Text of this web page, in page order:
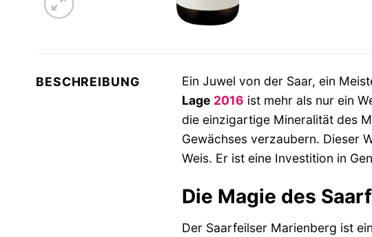
BESCHREIBUNG Ein Juwel von der Saar, ein
Lage 2016 ist mehr als nur ein
die einzigartige Mineralität des
Gewächses verzaubern. Dieser
Weis. Er ist eine Investition in
Die Magie des
Der Saarfeilser Marienberg ist